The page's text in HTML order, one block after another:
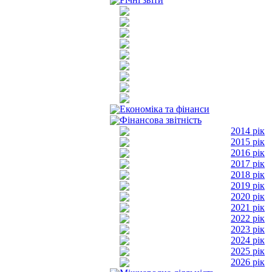
Економіка та фінанси
Фінансова звітність
2014 рік
2015 рік
2016 рік
2017 рік
2018 рік
2019 рік
2020 рік
2021 рік
2022 рік
2023 рік
2024 рік
2025 рік
2026 рік